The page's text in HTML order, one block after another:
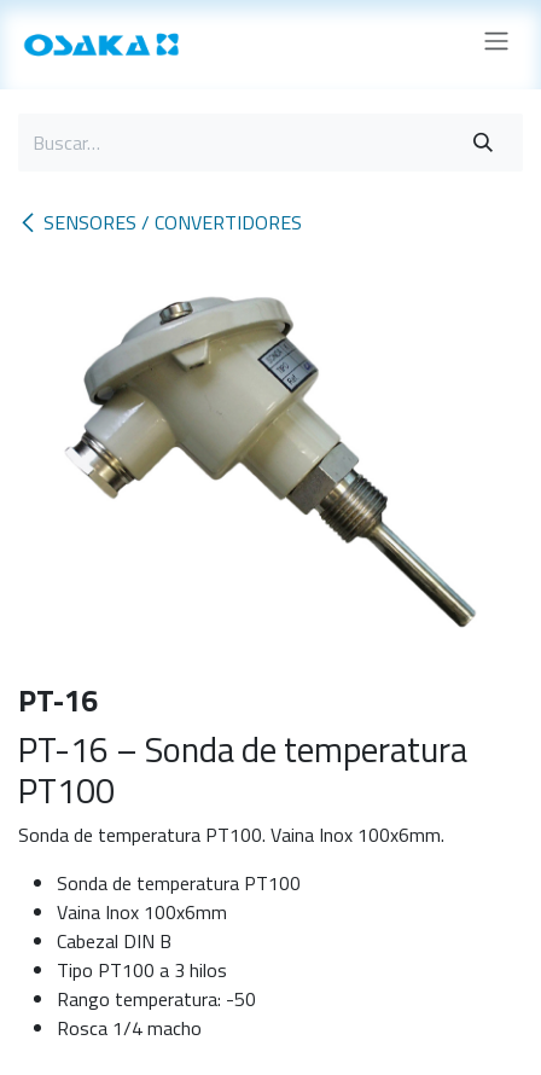
Ir al contenido
SENSORES / CONVERTIDORES
PT-16
PT-16 – Sonda de temperatura
PT100
Sonda de temperatura PT100. Vaina Inox 100x6mm.
Sonda de temperatura PT100
Vaina Inox 100x6mm
Cabezal DIN B
Tipo PT100 a 3 hilos
Rango temperatura: -50
Rosca 1/4 macho